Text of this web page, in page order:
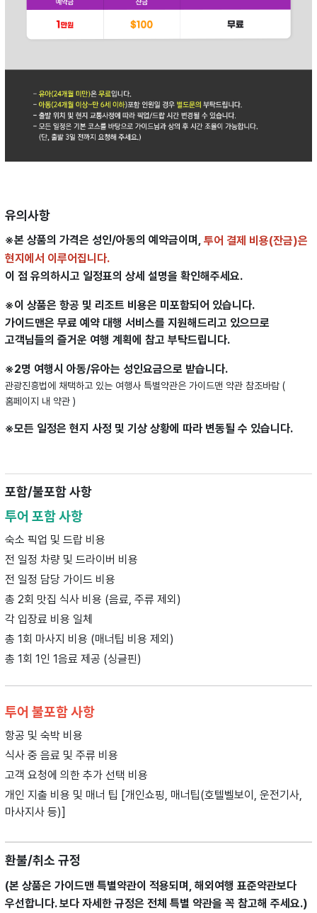
유의사항
※본 상품의 가격은 성인/아동의 예약금이며, 투어 결제 비용(잔금)은
현지에서 이루어집니다.
이 점 유의하시고 일정표의 상세 설명을 확인해주세요.
※이 상품은 항공 및 리조트 비용은 미포함되어 있습니다.
가이드맨은 무료 예약 대행 서비스를 지원해드리고 있으므로
고객님들의 즐거운 여행 계획에 참고 부탁드립니다.
※2명 여행시 아동/유아는 성인요금으로 받습니다.
관광진흥법에 채택하고 있는 여행사 특별약관은 가이드맨 약관 참조바람 (
홈페이지 내 약관 )
※모든 일정은 현지 사정 및 기상 상황에 따라 변동될 수 있습니다.
포함/불포함 사항
투어 포함 사항
숙소 픽업 및 드랍 비용
전 일정 차량 및 드라이버 비용
전 일정 담당 가이드 비용
총 2회 맛집 식사 비용 (음료, 주류 제외)
각 입장료 비용 일체
총 1회 마사지 비용 (매너팁 비용 제외)
총 1회 1인 1음료 제공 (싱글핀)
투어 불포함 사항
항공 및 숙박 비용
식사 중 음료 및 주류 비용
고객 요청에 의한 추가 선택 비용
개인 지출 비용 및 매너 팁 [개인쇼핑, 매너팁(호텔벨보이, 운전기사,
마사지사 등)]
환불/취소 규정
(본 상품은 가이드맨 특별약관이 적용되며, 해외여행 표준약관보다
우선합니다.보다 자세한 규정은 전체 특별 약관을 꼭 참고해 주세요.)